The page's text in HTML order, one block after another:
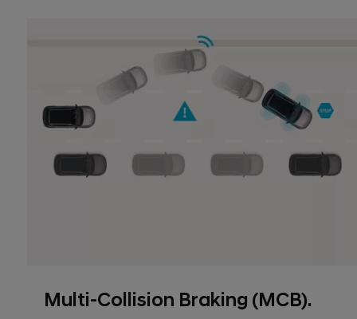
Multi-Collision Braking (MCB).